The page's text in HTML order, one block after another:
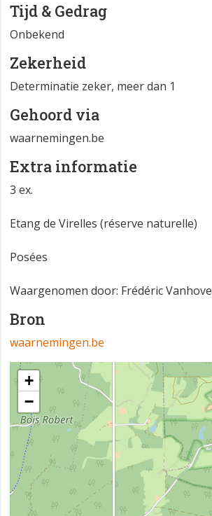
Tijd & Gedrag
Onbekend
Zekerheid
Determinatie zeker, meer dan 1
Gehoord via
waarnemingen.be
Extra informatie
3 ex.
Etang de Virelles (réserve naturelle)
Posées 😊😊😊
Waargenomen door: Frédéric Vanhove
Bron
waarnemingen.be
+
−